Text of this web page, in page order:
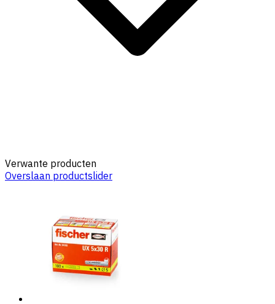
Verwante producten
Overslaan productslider